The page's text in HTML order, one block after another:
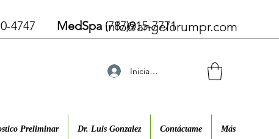
4747 MedSpa (787)915-7771
info@angelorumpr.com
Iniciar sesión
Preliminar Dr. Luis Gonzalez Contáctame Más